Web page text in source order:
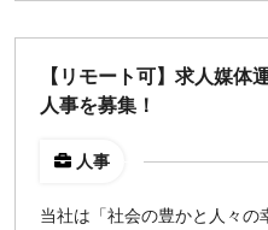
【リモート可】求人媒体
人事を募集！
人事
当社は「社会の豊かと人々